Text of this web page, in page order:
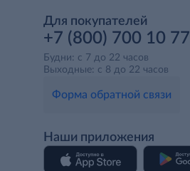
Для покупателей
+7 (800) 700 10 77
Будни: с 7 до 22 часов
Выходные: с 8 до 22 часов
Форма обратной связи
Наши приложения